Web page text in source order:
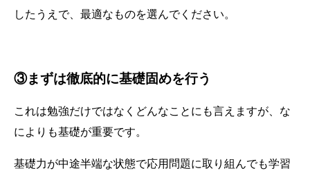
したうえで、最適なものを選んでください。
③まずは徹底的に基礎固めを行う
これは勉強だけではなくどんなことにも言えますが、な
によりも基礎が重要です。
基礎力が中途半端な状態で応用問題に取り組んでも学習